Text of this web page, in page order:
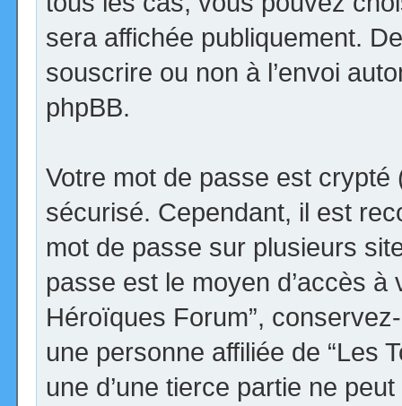
sera affichée publiquement.
souscrire ou non à l’envoi
phpBB.
Votre mot de passe est crypté
sécurisé. Cependant, il est
mot de passe sur plusieurs
passe est le moyen d’accès à
Héroïques Forum”,
une personne affiliée de “Les
une d’une tierce partie ne